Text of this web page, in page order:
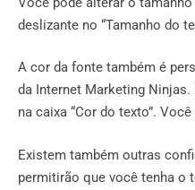
deslizante no “Tamanho do
A cor da fonte também é
da Internet Marketing
na caixa “Cor do texto”.
Existem também outras
permitirão que você tenha o